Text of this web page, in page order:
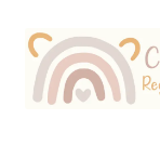
Ir
la
Ir
contenido